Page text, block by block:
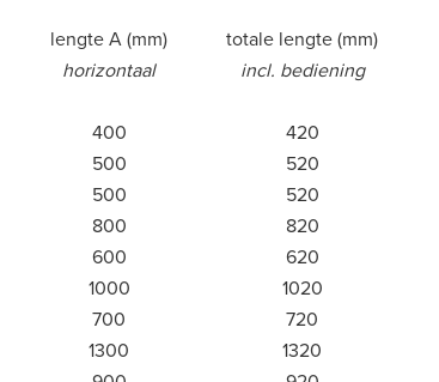
lengte A (mm) totale lengte (mm)
horizontaal incl. bediening
400 420
500 520
500 520
800 820
600 620
1000 1020
700 720
1300 1320